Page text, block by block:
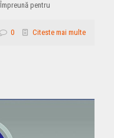
pentru
0 Citeste mai multe